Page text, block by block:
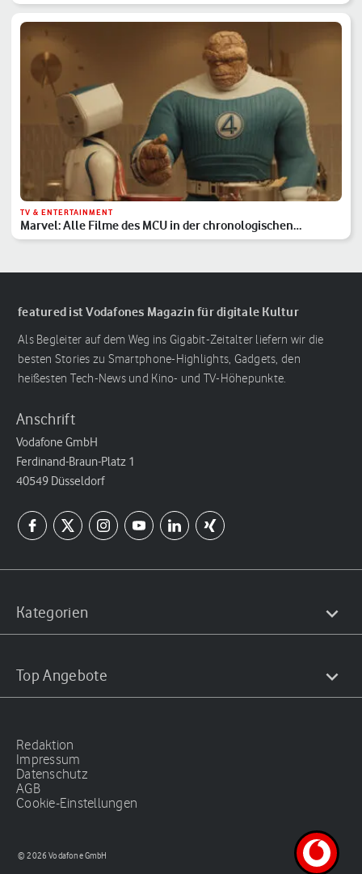
TV & ENTERTAINMENT
Marvel: Alle Filme des MCU in der chronologischen
Reihenfolge
featured ist Vodafones Magazin für digitale Kultur
Als Begleiter auf dem Weg ins Gigabit-Zeitalter liefern wir die
besten Stories zu Smartphone-Highlights, Gadgets, den
heißesten Tech-News und Kino- und TV-Höhepunkte.
Anschrift
Vodafone GmbH
Ferdinand-Braun-Platz 1
40549 Düsseldorf
Kategorien
Top Angebote
Redaktion
Impressum
Datenschutz
AGB
Cookie-Einstellungen
© 2026 Vodafone GmbH